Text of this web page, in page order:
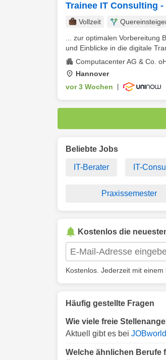
Trainee IT Consulting -
Vollzeit
... zur optimalen
und Einblicke in die digitale
Computacenter AG & Co.
Hannover
vor 3 Wochen
Beliebte Jobs
IT-Berater IT-
Praxissemester
Kostenlos die
Kostenlos. Jederzeit mit einem
Häufig gestellte Fragen
Wie viele freie
Aktuell gibt es bei JOBworld
Welche ähnlichen Berufe